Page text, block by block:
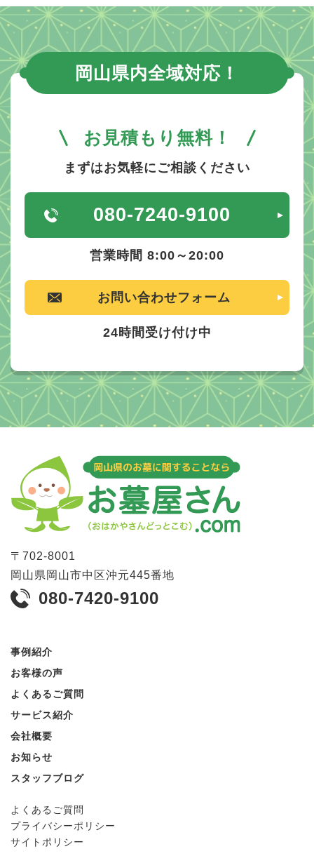
岡山県内全域対応！
お見積もり無料！
まずはお気軽にご相談ください
080-7240-9100
営業時間 8:00～20:00
お問い合わせフォーム
24時間受け付け中
〒 702-8001
岡山県 岡山市中区沖元445番地
080-7420-9100
事例紹介
お客様の声
よくあるご質問
サービス紹介
会社概要
お知らせ
スタッフブログ
よくあるご質問
プライバシーポリシー
サイトポリシー